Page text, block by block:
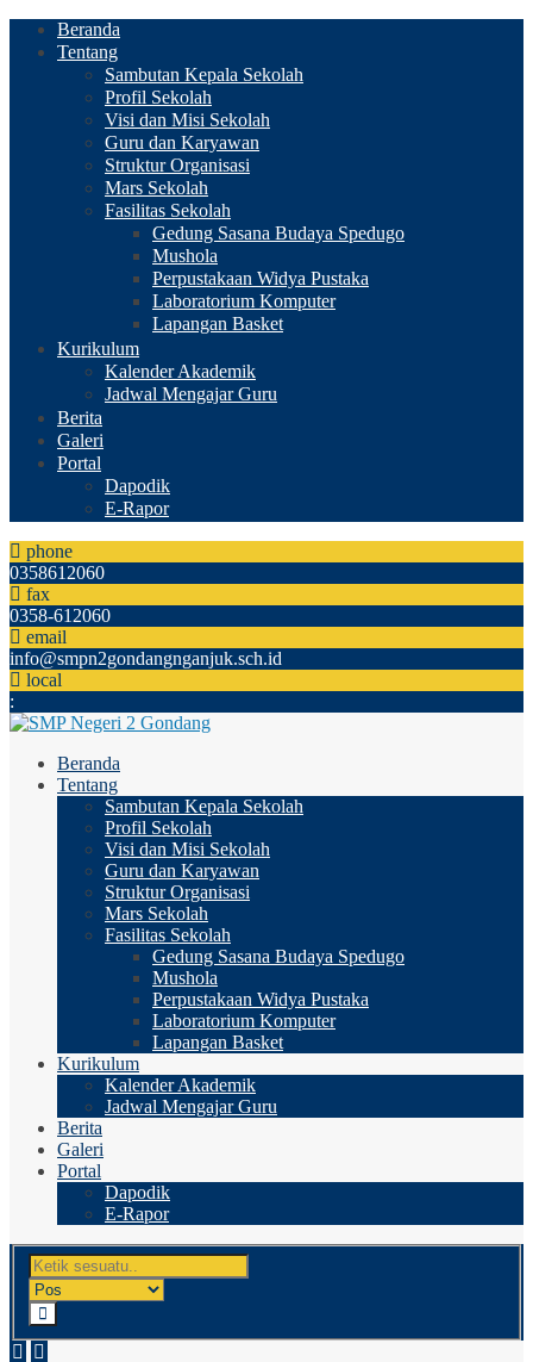
Beranda
Tentang
Sambutan Kepala Sekolah
Profil Sekolah
Visi dan Misi Sekolah
Guru dan Karyawan
Struktur Organisasi
Mars Sekolah
Fasilitas Sekolah
Gedung Sasana Budaya Spedugo
Mushola
Perpustakaan Widya Pustaka
Laboratorium Komputer
Lapangan Basket
Kurikulum
Kalender Akademik
Jadwal Mengajar Guru
Berita
Galeri
Portal
Dapodik
E-Rapor
phone
0358612060
fax
0358-612060
email
info@smpn2gondangnganjuk.sch.id
local
:
Beranda
Tentang
Sambutan Kepala Sekolah
Profil Sekolah
Visi dan Misi Sekolah
Guru dan Karyawan
Struktur Organisasi
Mars Sekolah
Fasilitas Sekolah
Gedung Sasana Budaya Spedugo
Mushola
Perpustakaan Widya Pustaka
Laboratorium Komputer
Lapangan Basket
Kurikulum
Kalender Akademik
Jadwal Mengajar Guru
Berita
Galeri
Portal
Dapodik
E-Rapor